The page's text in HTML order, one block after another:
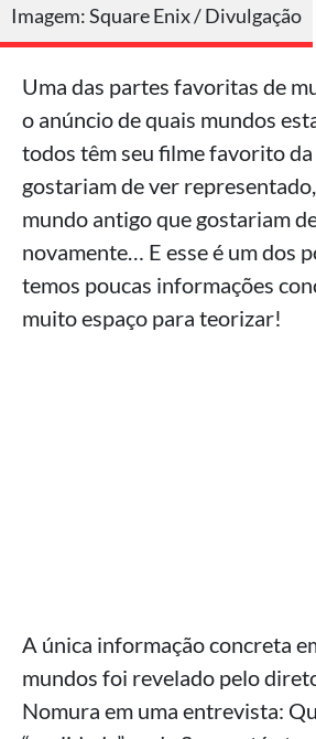
Imagem: Square Enix / Divulgação
Uma das partes favoritas de
o anúncio de quais mundos
todos têm seu filme favorito
gostariam de ver
mundo antigo que gostariam
novamente… E esse é um dos
temos poucas informações
muito espaço para teorizar!
A única informação concreta
mundos foi revelado pelo
Nomura em uma entrevista: